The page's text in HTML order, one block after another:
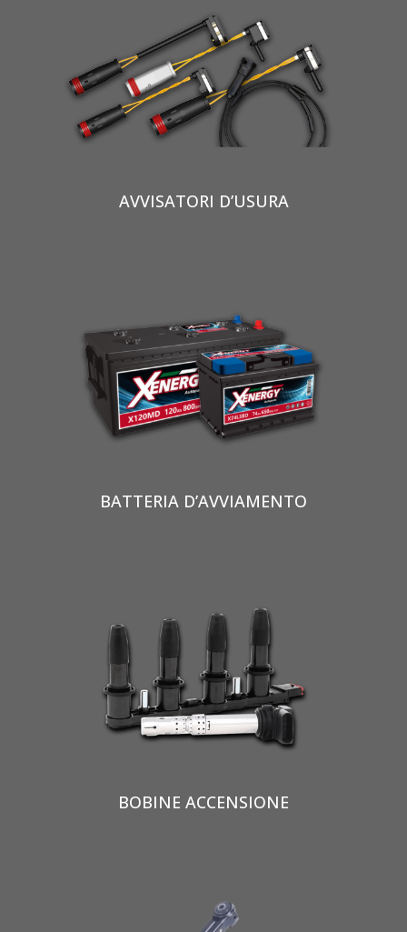
AVVISATORI D’USURA
BATTERIA D’AVVIAMENTO
BOBINE ACCENSIONE